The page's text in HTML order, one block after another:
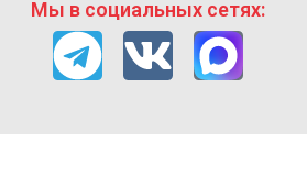
Мы в социальных сетях: